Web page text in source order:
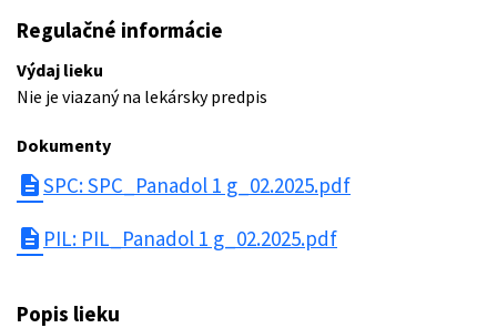
Regulačné informácie
Výdaj lieku
Nie je viazaný na lekársky predpis
Dokumenty
descriptionSPC: SPC_Panadol 1 g_02.2025.pdf
description PIL: PIL_Panadol 1 g_02.2025.pdf
Popis lieku